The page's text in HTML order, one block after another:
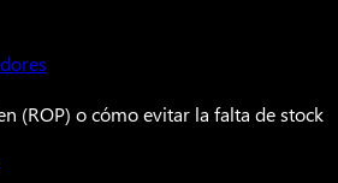
(ROP) o cómo evitar la falta de stock